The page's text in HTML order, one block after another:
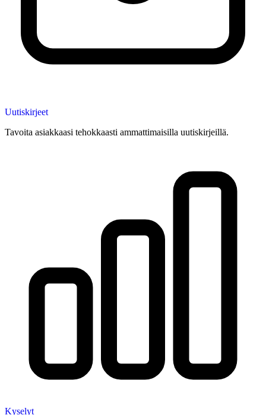
Uutiskirjeet
Tavoita asiakkaasi tehokkaasti ammattimaisilla uutiskirjeillä.
Kyselyt